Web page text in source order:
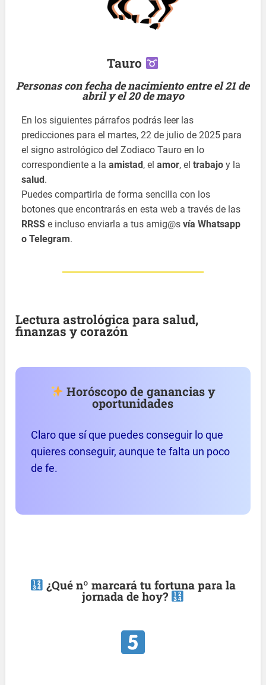
Tauro
Personas con fecha de nacimiento entre el 21 de
abril y el 20 de mayo
En los siguientes párrafos podrás leer las
predicciones para el martes, 22 de julio de 2025 para
el signo astrológico del Zodiaco Tauro en lo
correspondiente a laamistad , elamor, eltrabajo y la
salud .
Puedes compartirla de forma sencilla con los
botones que encontrarás en esta web a través de las
RRSS e incluso enviarla a tus amig@svía Whatsapp
o Telegram.
Lectura astrológica para salud,
finanzas y corazón
Horóscopo de ganancias y
oportunidades
Claro que sí que puedes conseguir lo que
quieres conseguir, aunque te falta un poco
de fe.
¿Qué nº marcará tu fortuna para la
jornada de hoy?